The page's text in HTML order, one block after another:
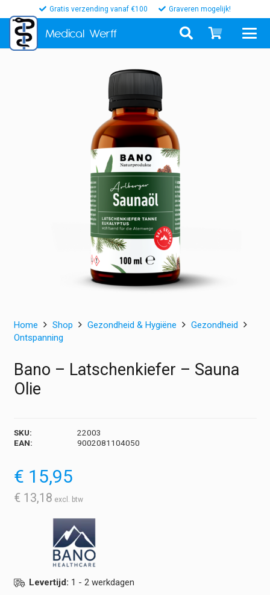
Gratis verzending vanaf €100 Graveren mogelijk!
Medical Werff
Home Shop Gezondheid & Hygiëne
Gezondheid
Ontspanning
Bano – Latschenkiefer – Sauna
Olie
SKU:
22003
EAN:
9002081104050
€ 15,95
€ 13,18
Levertijd: 1 - 2 werkdagen